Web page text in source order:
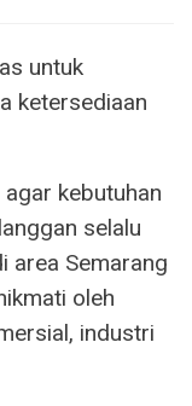
untuk
ketersediaan
kebutuhan
selalu
area Semarang
oleh
industri